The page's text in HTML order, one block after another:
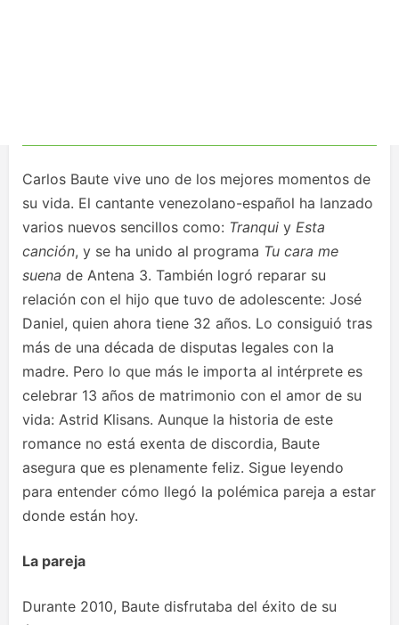
Carlos Baute vive uno de los mejores momentos de
su vida. El cantante venezolano-español ha lanzado
varios nuevos sencillos como: Tranqui y Esta
canción, y se ha unido al programa Tu cara me
suena de Antena 3. También logró reparar su
relación con el hijo que tuvo de adolescente: José
Daniel, quien ahora tiene 32 años. Lo consiguió tras
más de una década de disputas legales con la
madre. Pero lo que más le importa al intérprete es
celebrar 13 años de matrimonio con el amor de su
vida: Astrid Klisans. Aunque la historia de este
romance no está exenta de discordia, Baute
asegura que es plenamente feliz. Sigue leyendo
para entender cómo llegó la polémica pareja a estar
donde están hoy.
La pareja
Durante 2010, Baute disfrutaba del éxito de su